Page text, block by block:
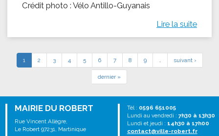
Crédit photo : Vélo Antillo-Guyanais
Lire la suite
1 2 3 4 5 6 7 8 9 … suivant ›
dernier »
MAIRIE DU ROBERT
Rue Vincent Allègre,
Le Robert 97231, Martinique
Tél : 0596 651005
Lundi au vendredi : 7h30 à 13h30
Lundi et jeudi : 14h30 à 17h00
contact@ville-robert.fr